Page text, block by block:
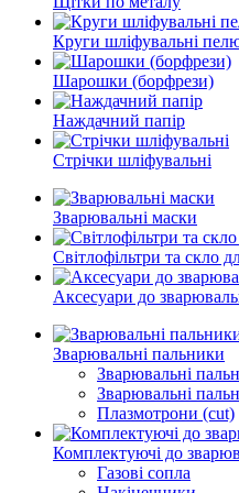
Круги шліфувальні
Шарошки (борфрези)
Наждачний папір
Стрічки шліфувальні
Зварювальні маски
Світлофільтри та скло
Аксесуари до
Зварювальні пальники
Зварювальні
Зварювальні
Плазмотрони (cut)
Комплектуючі до
Газові сопла